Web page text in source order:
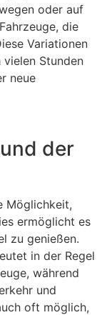
oder auf
die
Variationen
vielen Stunden
neue
der
Möglichkeit,
ermöglicht es
zu genießen.
in der Regel
während
und
oft möglich,